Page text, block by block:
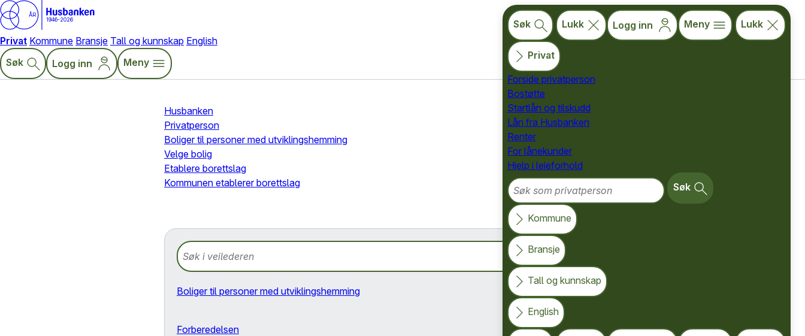
ÅR
1946-2026
Privat Kommune Bransje Tall og kunnskap English
Søk
Logg inn Meny
Søk Lukk Logg inn Meny Lukk
Privat
Forside privatperson
Bostøtte
Startlån og tilskudd
Lån fra Husbanken
Renter
For lånekunder
Hjelp i leieforhold
Søk som privatperson
Søk
Kommune
Bransje
Tall og kunnskap
English
Husbanken
Privatperson
Boliger til personer med utviklingshemming
Velge bolig
Etablere borettslag
Kommunen etablerer borettslag
Søk i veilederen
Boliger til personer med utviklingshemming
Forberedelsen